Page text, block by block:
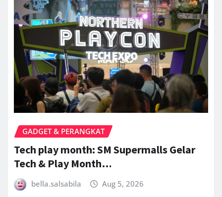
GADGET & PERANGKAT
Tech play month: SM Supermalls Gelar
Tech & Play Month…
bella.salsabila Aug 5, 2026